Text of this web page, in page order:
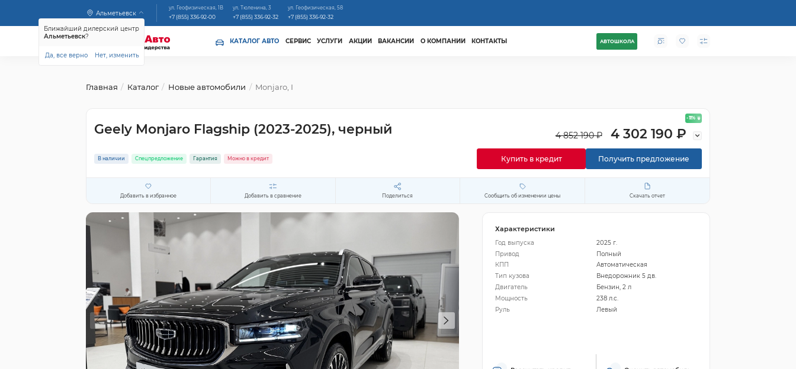
Альметьевск
Ближайший дилерский центр
Альметьевск?
Да, все верно Нет, изменить
ул. Геофизическая, 1В
+7 (855) 336-92-00
ул. Тюленина, 3
+7 (855) 336-92-32
ул. Геофизическая, 58
+7 (855) 336-92-32
КАТАЛОГ АВТО СЕРВИС УСЛУГИ АКЦИИ ВАКАНСИИ О КОМПАНИИ КОНТАКТЫ АВТОШКОЛА
Главная Каталог Новые автомобили Monjaro, I
Geely Monjaro Flagship (2023-2025), черный
- 11%
4 852 190 ₽ 4 302 190 ₽
В наличии Спецпредложение Гарантия Можно в кредит Купить в кредит Получить предложение
Добавить в избранное Добавить в сравнение Поделиться Сообщить об изменении цены Скачать отчет
Характеристики
Год выпуска
2025 г.
Привод
Полный
КПП
Автоматическая
Тип кузова
Внедорожник 5 дв.
Двигатель
Бензин, 2 л
Мощность
238 л.с.
Руль
Левый